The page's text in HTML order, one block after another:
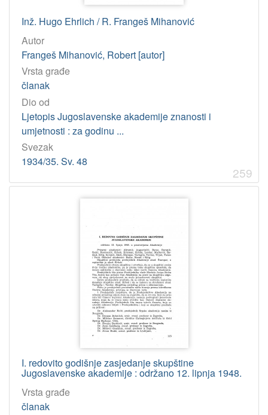
Inž. Hugo Ehrlich / R. Frangeš Mihanović
Autor
Frangeš Mihanović, Robert [autor]
Vrsta građe
članak
Dio od
Ljetopis Jugoslavenske akademije znanosti i
umjetnosti : za godinu ...
Svezak
1934/35. Sv. 48
259
I. redovito godišnje zasjedanje skupštine
Jugoslavenske akademije : održano 12. lipnja 1948.
Vrsta građe
članak